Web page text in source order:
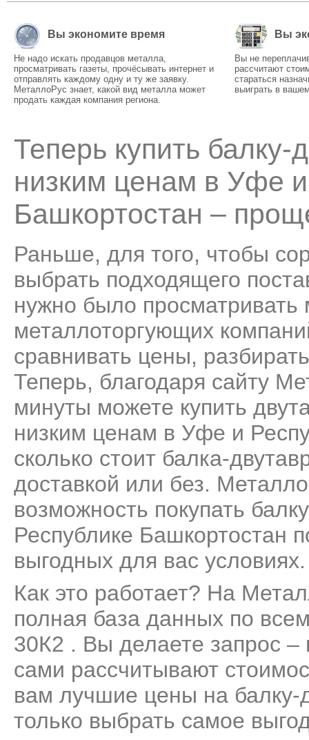
Вы экономите время
Не надо искать продавцов металла,
просматривать газеты, прочёсывать интернет и
отправлять каждому одну и ту же заявку.
МеталлоРус знает, какой вид металла может
продать каждая компания региона.
Вы
Вы не
рассчитают
стараться
выиграть в
Теперь купить
низким ценам в Уфе
Башкортостан –
Раньше, для того, чтобы
выбрать подходящего
нужно было
металлоторгующих
сравнивать цены,
Теперь, благодаря сайту
минуты можете купить
низким ценам в Уфе и
сколько стоит балка-
доставкой или без.
возможность покупать
Республике Башкортостан
выгодных для вас условиях.
Как это работает? На
полная база данных по
30К2 . Вы делаете запрос –
сами рассчитывают
вам лучшие цены на балку-
только выбрать самое